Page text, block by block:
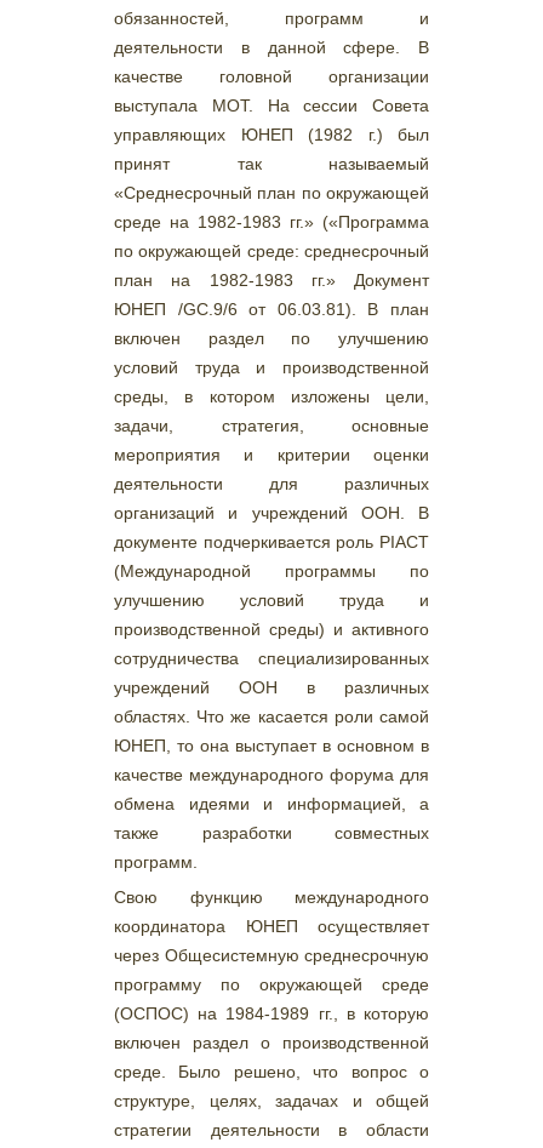
обязанностей, программ и
деятельности в данной сфере. В
качестве головной организации
выступала МОТ. На сессии Совета
управляющих ЮНЕП (1982 г.) был
принят так называемый
«Среднесрочный план по окружающей
среде на 1982-1983 гг.» («Программа
по окружающей среде: среднесрочный
план на 1982-1983 гг.» Документ
ЮНЕП /GC.9/6 от 06.03.81). В план
включен раздел по улучшению
условий труда и производственной
среды, в котором изложены цели,
задачи, стратегия, основные
мероприятия и критерии оценки
деятельности для различных
организаций и учреждений ООН. В
документе подчеркивается роль РІАСТ
(Международной программы по
улучшению условий труда и
производственной среды) и активного
сотрудничества специализированных
учреждений ООН в различных
областях. Что же касается роли самой
ЮНЕП, то она выступает в основном в
качестве международного форума для
обмена идеями и информацией, а
также разработки совместных
программ.
Свою функцию международного
координатора ЮНЕП осуществляет
через Общесистемную среднесрочную
программу по окружающей среде
(ОСПОС) на 1984-1989 гг., в которую
включен раздел о производственной
среде. Было решено, что вопрос о
структуре, целях, задачах и общей
стратегии деятельности в области